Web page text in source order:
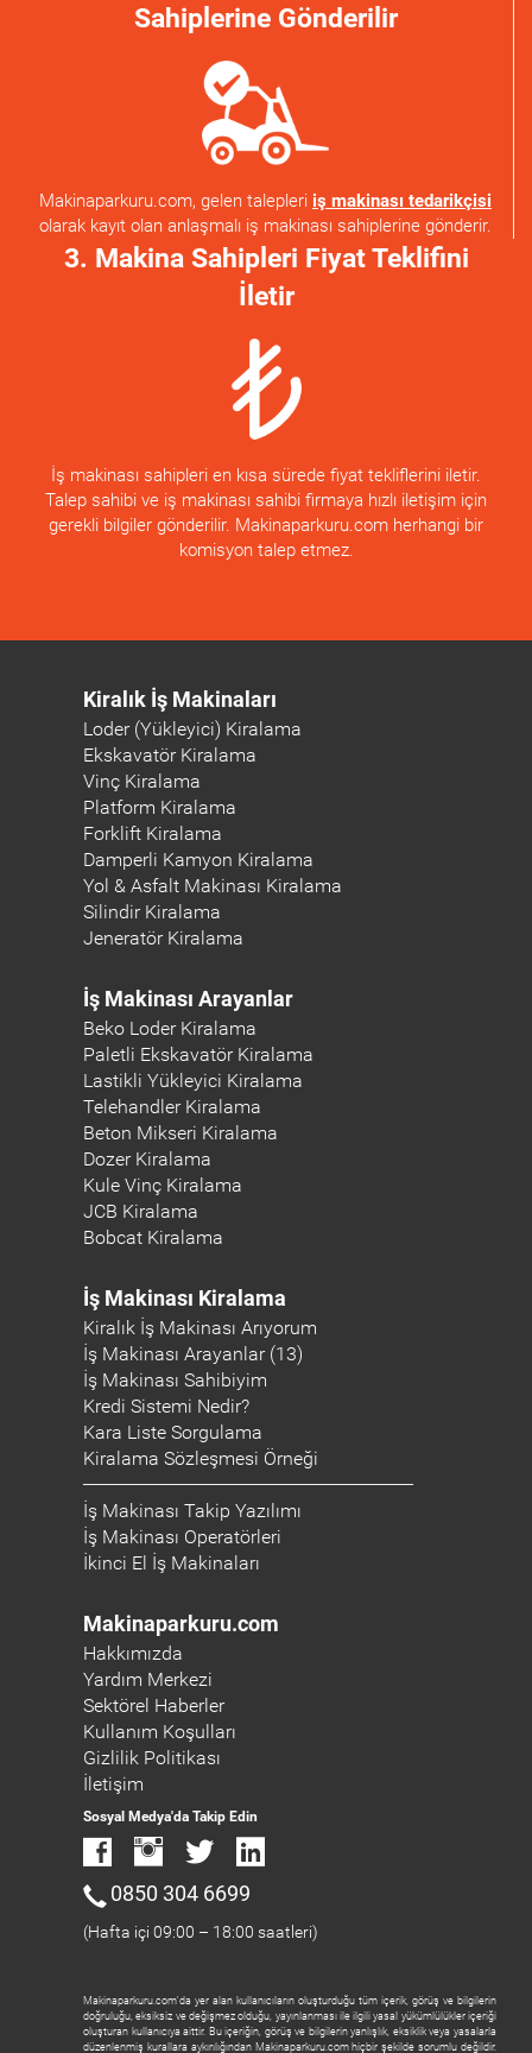
Sahiplerine Gönderilir
Makinaparkuru.com, gelen talepleri iş makinası tedarikçisi
olarak kayıt olan anlaşmalı iş makinası sahiplerine gönderir.
3. Makina Sahipleri Fiyat Teklifini
İletir
İş makinası sahipleri en kısa sürede fiyat tekliflerini iletir.
Talep sahibi ve iş makinası sahibi firmaya hızlı iletişim için
gerekli bilgiler gönderilir. Makinaparkuru.com herhangi bir
komisyon talep etmez.
Kiralık İş Makinaları
Loder (Yükleyici) Kiralama
Ekskavatör Kiralama
Vinç Kiralama
Platform Kiralama
Forklift Kiralama
Damperli Kamyon Kiralama
Yol & Asfalt Makinası Kiralama
Silindir Kiralama
Jeneratör Kiralama
İş Makinası Arayanlar
Beko Loder Kiralama
Paletli Ekskavatör Kiralama
Lastikli Yükleyici Kiralama
Telehandler Kiralama
Beton Mikseri Kiralama
Dozer Kiralama
Kule Vinç Kiralama
JCB Kiralama
Bobcat Kiralama
İş Makinası Kiralama
Kiralık İş Makinası Arıyorum
İş Makinası Arayanlar (13)
İş Makinası Sahibiyim
Kredi Sistemi Nedir?
Kara Liste Sorgulama
Kiralama Sözleşmesi Örneği
İş Makinası Takip Yazılımı
İş Makinası Operatörleri
İkinci El İş Makinaları
Makinaparkuru.com
Hakkımızda
Yardım Merkezi
Sektörel Haberler
Kullanım Koşulları
Gizlilik Politikası
İletişim
Sosyal Medya'da Takip Edin
0850 304 6699
(Hafta içi 09:00 – 18:00 saatleri)
Makinaparkuru.com'da yer alan kullanıcıların oluşturduğu tüm içerik, görüş ve bilgilerin
doğruluğu, eksiksiz ve değişmez olduğu, yayınlanması ile ilgili yasal yükümlülükler içeriği
oluşturan kullanıcıya aittir. Bu içeriğin, görüş ve bilgilerin yanlışlık, eksiklik veya yasalarla
düzenlenmiş kurallara aykırılığından Makinaparkuru.com hiçbir şekilde sorumlu değildir.